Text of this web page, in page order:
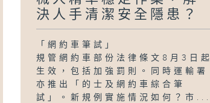
決人手清潔安全隱患？
「網約車筆試」
規管網約車部份法律條文8月3日起
生效，包括加強罰則。同時運輸署
亦推出「的士及網約車綜合筆
試」。新規例實施情況如何？市...